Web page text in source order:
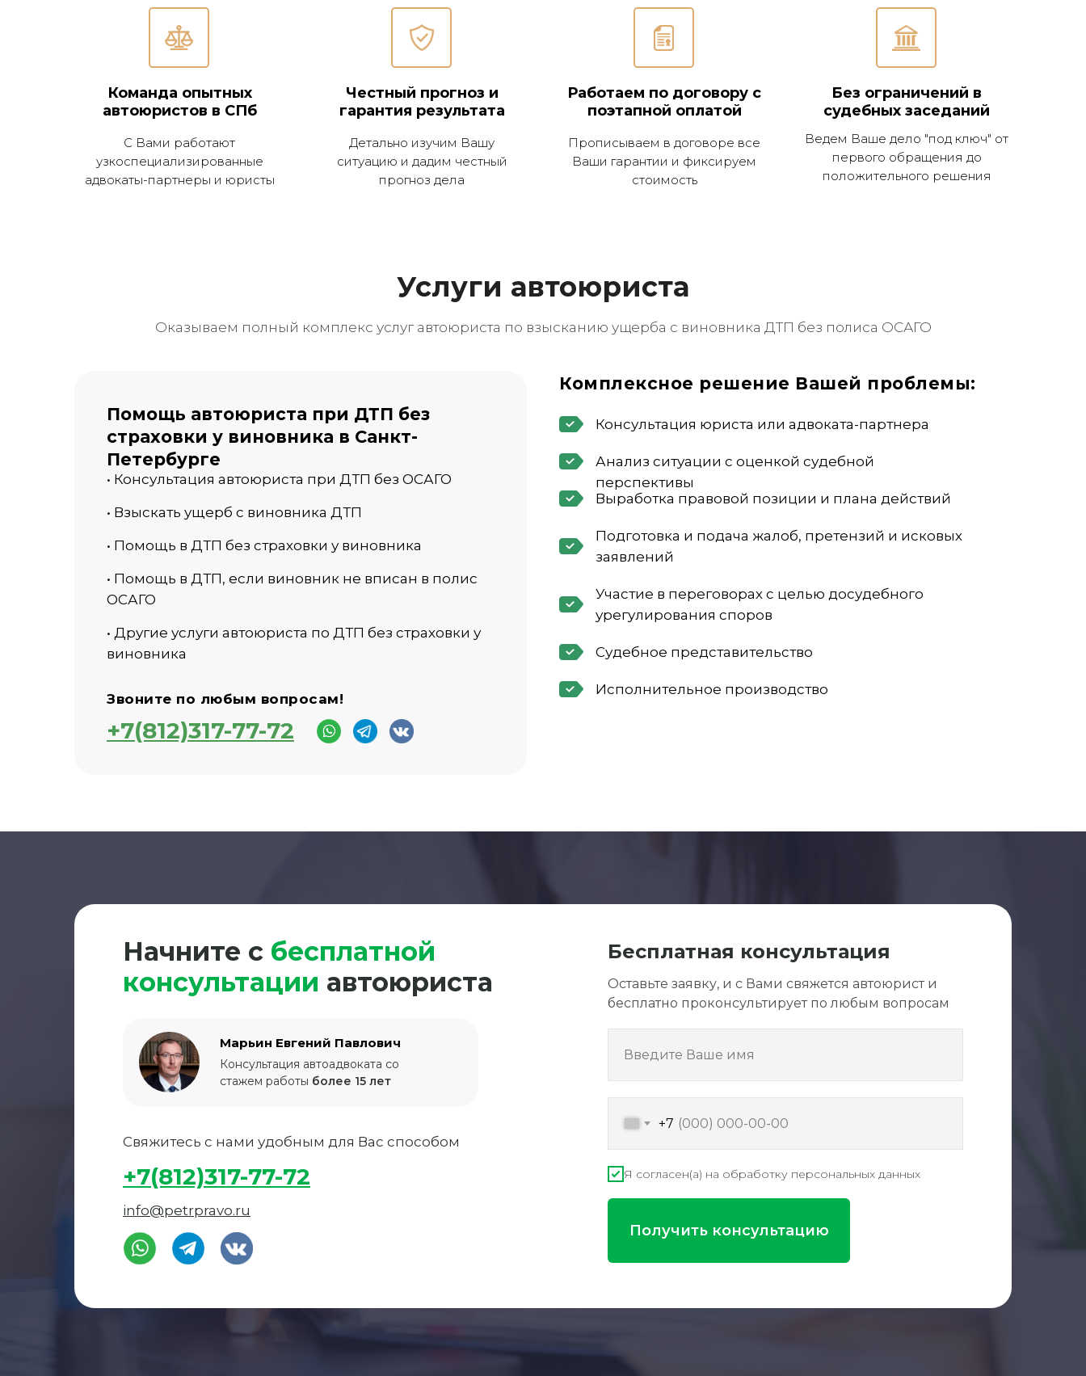
Команда опытных
автоюристов в СПб
Честный прогноз и
гарантия результата
Работаем по договору с
поэтапной оплатой
Без ограничений в
судебных заседаний
С Вами работают
узкоспециализированные
адвокаты-партнеры и юристы
Детально изучим Вашу
ситуацию и дадим честный
прогноз дела
Прописываем в договоре все
Ваши гарантии и фиксируем
стоимость
Ведем Ваше дело "под ключ" от
первого обращения до
положительного решения
Услуги автоюриста
Оказываем полный комплекс услуг автоюриста по взысканию ущерба с виновника ДТП без полиса ОСАГО
Консультация юриста или адвоката-партнера
Анализ ситуации с оценкой судебной
перспективы
Выработка правовой позиции и плана действий
Подготовка и подача жалоб, претензий и исковых
заявлений
Участие в переговорах с целью досудебного
урегулирования споров
Судебное представительство
Исполнительное производство
• Консультация автоюриста при ДТП без ОСАГО
• Помощь в ДТП без страховки у виновника
• Помощь в ДТП, если виновник не вписан в полис
ОСАГО
• Другие услуги автоюриста по ДТП без страховки у
виновника
• Взыскать ущерб с виновника ДТП
Комплексное решение Вашей проблемы:
Звоните по любым вопросам!
Помощь автоюриста при ДТП без
страховки у виновника в Санкт-
Петербурге
+7(812)317-77-72
Начните с бесплатной
консультации автоюриста
Свяжитесь с нами удобным для Вас способом
+7(812)317-77-72
info@petrpravo.ru
Оставьте заявку, и с Вами свяжется автоюрист и
бесплатно проконсультирует по любым вопросам
Марьин Евгений Павлович
Консультация автоадвоката со
стажем работы более 15 лет
Бесплатная консультация
Введите Ваше имя
+7
Я согласен(а) на обработку персональных данных
Получить консультацию